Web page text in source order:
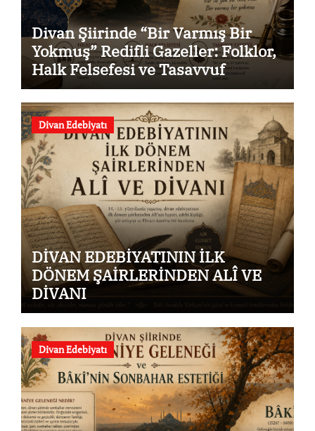
Divan Şiirinde “Bir Varmış Bir
Yokmuş” Redifli Gazeller: Folklor,
Halk Felsefesi ve Tasavvuf
Estetiği Bağlamında Özgün Bir
İnceleme
Divan Edebiyatı
DİVAN EDEBİYATININ İLK
DÖNEM ŞAİRLERİNDEN ALÎ VE
DİVANI
Divan Edebiyatı